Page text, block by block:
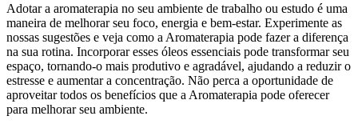
Adotar a aromaterapia no seu ambiente de trabalho ou estudo é uma
maneira de melhorar seu foco, energia e bem-estar. Experimente as
nossas sugestões e veja como a Aromaterapia pode fazer a diferença
na sua rotina. Incorporar esses óleos essenciais pode transformar seu
espaço, tornando-o mais produtivo e agradável, ajudando a reduzir o
estresse e aumentar a concentração. Não perca a oportunidade de
aproveitar todos os benefícios que a Aromaterapia pode oferecer
para melhorar seu ambiente.